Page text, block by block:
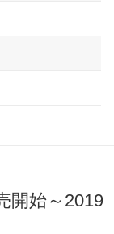
開始～2019